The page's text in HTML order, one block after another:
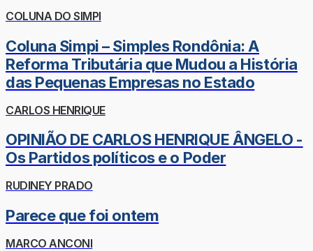
COLUNA DO SIMPI
Coluna Simpi – Simples Rondônia: A
Reforma Tributária que Mudou a História
das Pequenas Empresas no Estado
CARLOS HENRIQUE
OPINIÃO DE CARLOS HENRIQUE ÂNGELO -
Os Partidos políticos e o Poder
RUDINEY PRADO
Parece que foi ontem
MARCO ANCONI